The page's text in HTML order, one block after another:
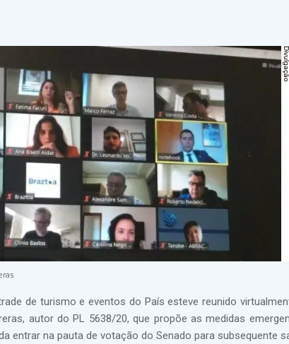
de turismo e eventos do País esteve reunido
autor do PL 5638/20, que propõe as medidas
entrar na pauta de votação do Senado para subsequente